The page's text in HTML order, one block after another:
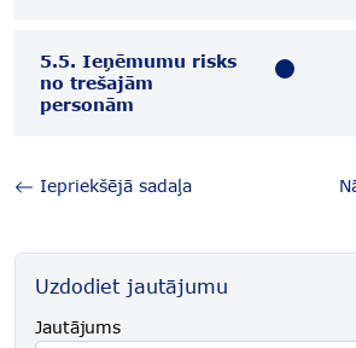
5.5. Ieņēmumu risks
no trešajām
personām
Iepriekšējā sadaļa
Uzdodiet jautājumu
Jautājums